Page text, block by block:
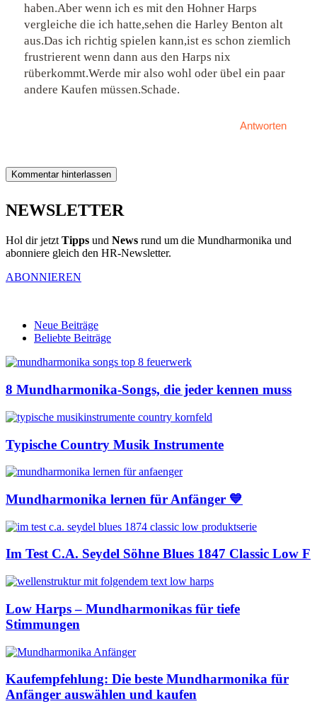
haben.Aber wenn ich es mit den Hohner Harps
vergleiche die ich hatte,sehen die Harley Benton alt
aus.Das ich richtig spielen kann,ist es schon ziemlich
frustrierent wenn dann aus den Harps nix
rüberkommt.Werde mir also wohl oder übel ein paar
andere Kaufen müssen.Schade.
Antworten
Kommentar hinterlassen
NEWSLETTER
Hol dir jetzt Tipps und News rund um die Mundharmonika und
abonniere gleich den HR-Newsletter.
ABONNIEREN
Neue Beiträge
Beliebte Beiträge
8 Mundharmonika-Songs, die jeder kennen muss
Typische Country Musik Instrumente
Mundharmonika lernen für Anfänger 💙
Im Test C.A. Seydel Söhne Blues 1847 Classic Low F
Low Harps – Mundharmonikas für tiefe
Stimmungen
Kaufempfehlung: Die beste Mundharmonika für
Anfänger auswählen und kaufen